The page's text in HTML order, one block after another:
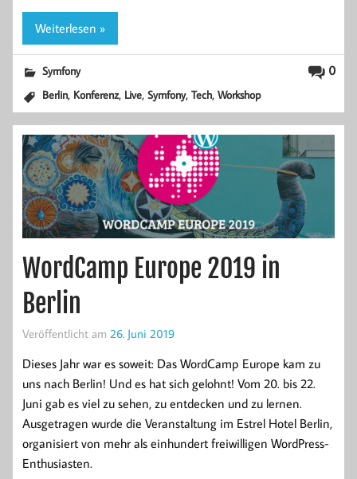
Weiterlesen »
0
Symfony
Berlin, Konferenz, Live,Symfony,Tech,Workshop
WordCamp Europe 2019 in
Berlin
Veröffentlicht am 26. Juni 2019
Dieses Jahr war es soweit: Das WordCamp Europe kam zu
uns nach Berlin! Und es hat sich gelohnt! Vom 20. bis 22.
Juni gab es viel zu sehen, zu entdecken und zu lernen.
Ausgetragen wurde die Veranstaltung im Estrel Hotel Berlin,
organisiert von mehr als einhundert freiwilligen WordPress-
Enthusiasten.